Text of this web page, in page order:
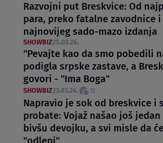
Razvojni put Breskvice: Od
para, preko fatalne zavodnice
najnovijeg sado-mazo izdanja
SHOWBIZ25.03.24.
"Pevajte kao da smo pobedili
podigla srpske zastave, a
govori - "Ima Boga"
SHOWBIZ23.03.24. 12
Napravio je sok od breskvice i
probate: Vojaž našao još
bivšu devojku, a svi misle da
"odlepi"